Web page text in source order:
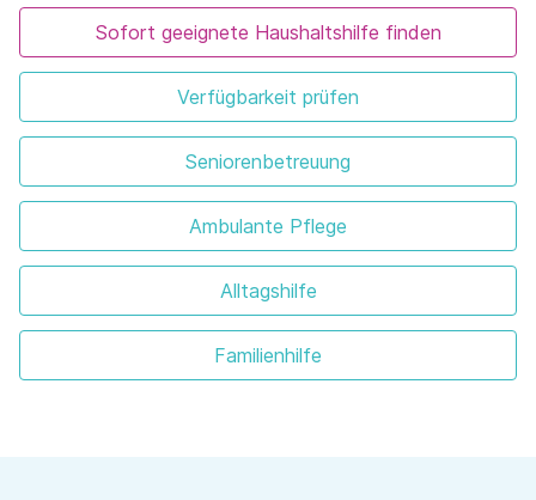
Sofort geeignete Haushaltshilfe finden
Verfügbarkeit prüfen
Seniorenbetreuung
Ambulante Pflege
Alltagshilfe
Familienhilfe